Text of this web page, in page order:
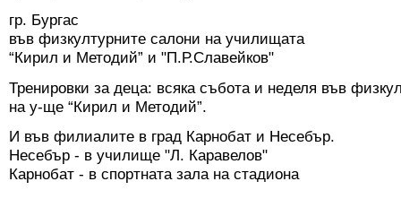
гр. Бургас
във физкултурните салони на училищата
“Кирил и Методий” и "П.Р.Славейков"
Тренировки за деца: всяка събота и неделя във
на у-ще “Кирил и Методий”.
И във филиалите в град Карнобат и Несебър.
Несебър - в училище "Л. Каравелов"
Карнобат - в спортната зала на стадиона